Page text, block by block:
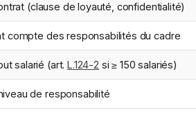
(clause de loyauté, confidentialité)
compte des responsabilités du cadre
salarié (art.L.124-2 si ≥ 150 salariés)
de responsabilité